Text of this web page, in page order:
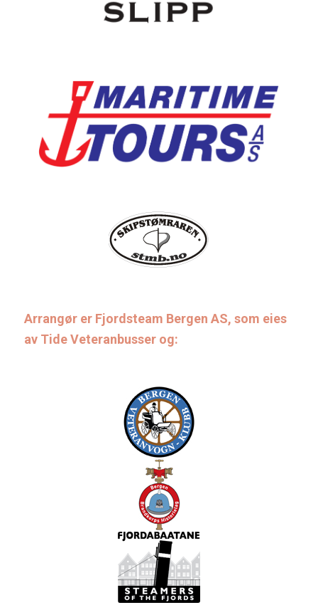
Arrangør er Fjordsteam Bergen AS, som eies
av Tide Veteranbusser og: